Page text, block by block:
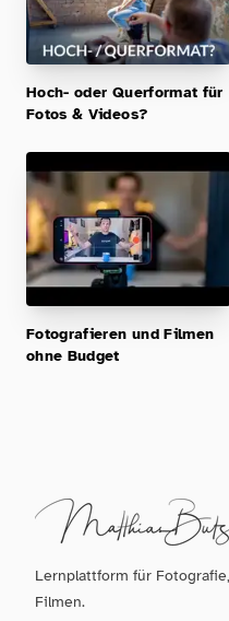
Hoch- oder Querformat für
Fotos & Videos?
Fotografieren und Filmen
ohne Budget
Lernplattform für
Filmen.